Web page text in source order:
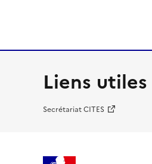
Liens utiles
Secrétariat CITES